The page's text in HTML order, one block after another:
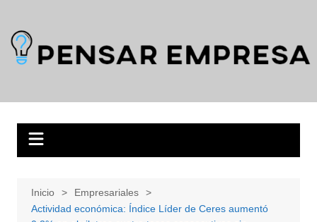
contenido
Inicio
Empresariales
Actividad económica: Índice Líder de Ceres aumentó